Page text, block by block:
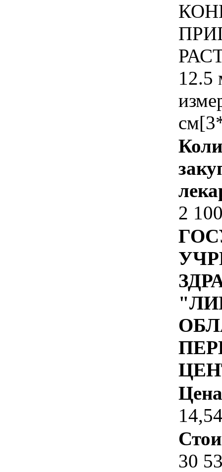
12.5
2
30